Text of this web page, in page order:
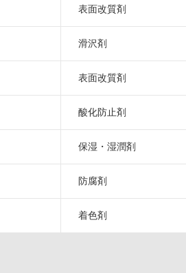
表面改質剤
滑沢剤
表面改質剤
酸化防止剤
保湿・湿潤剤
防腐剤
着色剤